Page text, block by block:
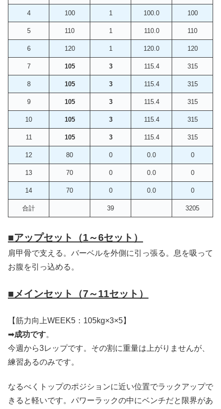
4 100 1 100.0 100
5 110 1 110.0 110
6 120 1 120.0 120
7 105 3 115.4 315
8 105 3 115.4 315
9 105 3 115.4 315
10 105 3 115.4 315
11 105 3 115.4 315
12 80 0 0.0 0
13 70 0 0.0 0
14 70 0 0.0 0
合計 39 3205
■アップセット（1～6セット）
肩甲骨で支える。バーベルを外側に引っ張る。息を吸って
お腹を引っ込める。
■メインセット（7～11セット）
【筋力向上WEEK5：105kg×3×5】
➡成功です。
今週から3レップです。その割に重量は上がりませんが、
練習あるのみです。
なるべくトップのポジションに近い位置でラックアップで
きると軽いです。パワーラックの中にベンチだと限界があ